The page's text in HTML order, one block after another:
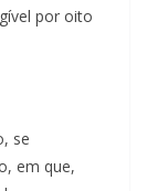
por oito
se
em que,